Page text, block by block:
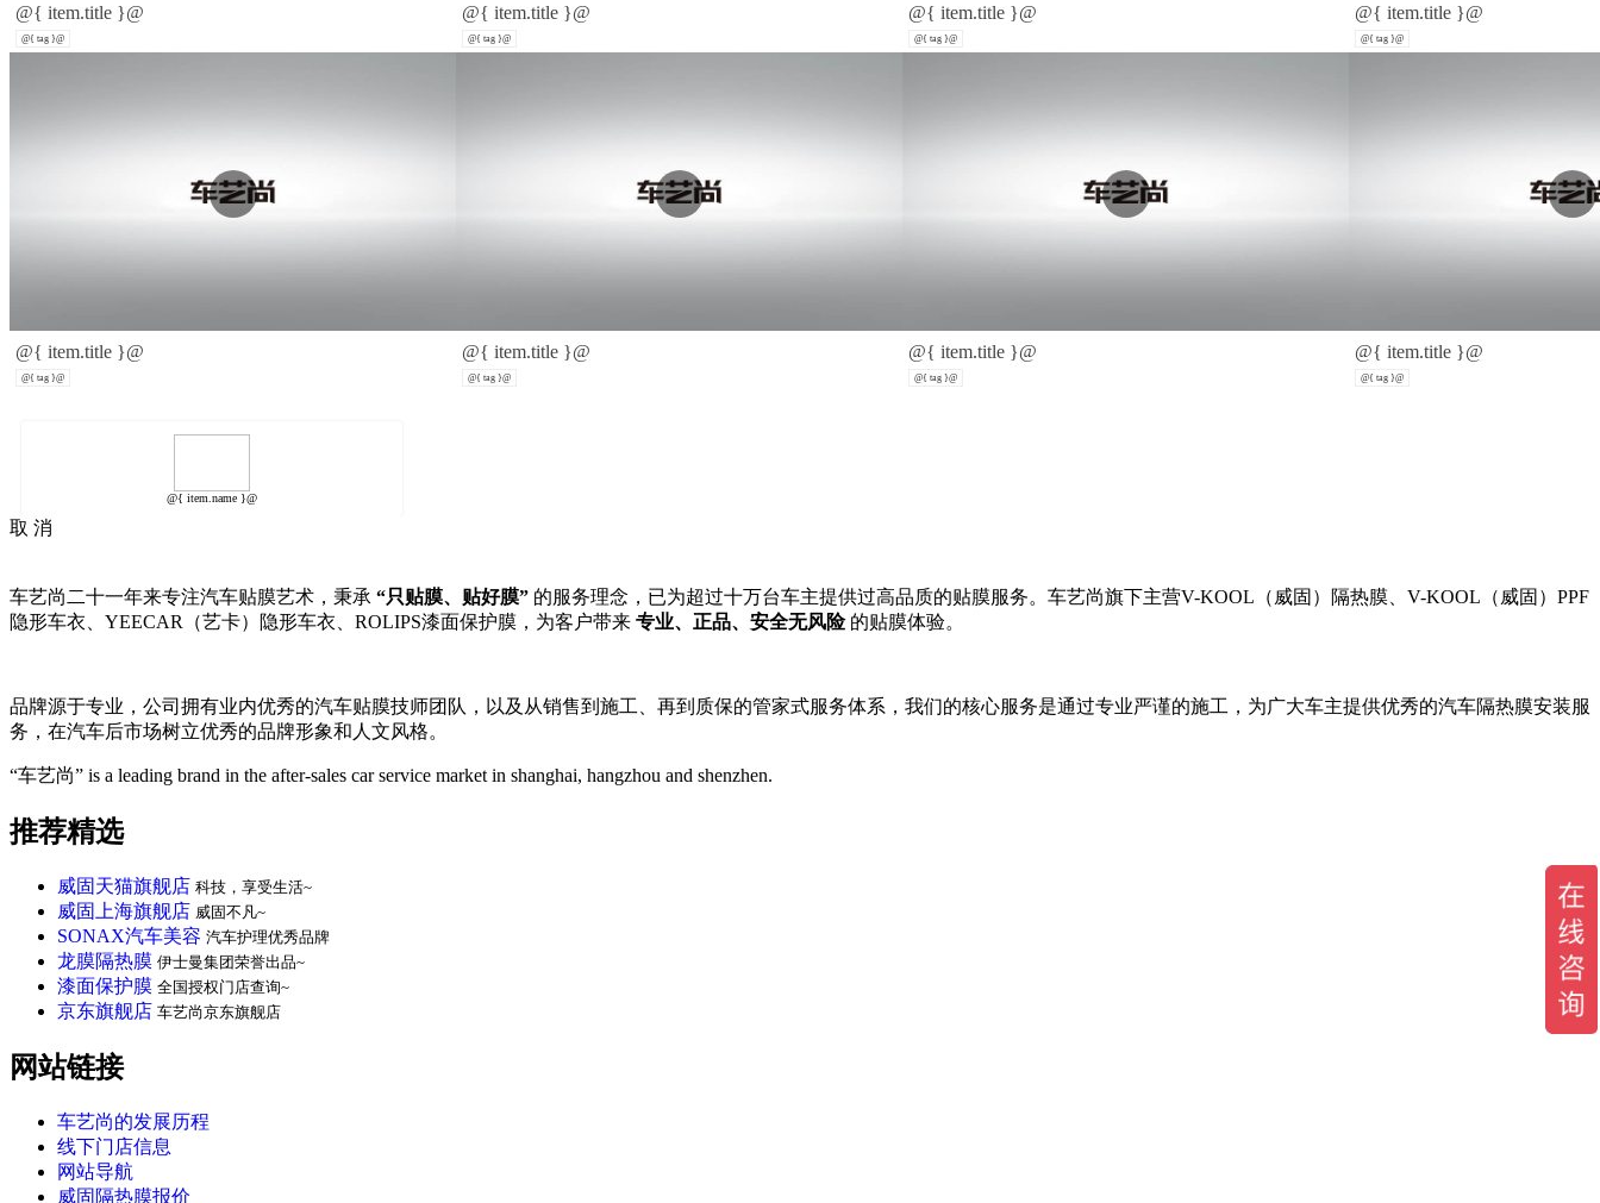
@{ item.title }@
@{ tag }@
@{ item.title }@
@{ tag }@
@{ item.title }@
@{ tag }@
@{ item.title }@
@{ tag }@
@{ item.title }@
@{ tag }@
@{ item.title }@
@{ tag }@
@{ item.title }@
@{ tag }@
@{ item.title }@
@{ tag }@
@{ item.name }@
取 消
车艺尚二十一年来专注汽车贴膜艺术，秉承 “只贴膜、贴好膜” 的服务理念，已为超过十万台车主提供过高品质的贴膜服务。车艺尚旗下主营V-KOOL（威固）隔热膜、V-KOOL（威固）PPF
隐形车衣、YEECAR（艺卡）隐形车衣、ROLIPS漆面保护膜，为客户带来 专业、正品、安全无风险的贴膜体验。
品牌源于专业，公司拥有业内优秀的汽车贴膜技师团队，以及从销售到施工、再到质保的管家式服务体系，我们的核心服务是通过专业严谨的施工，为广大车主提供优秀的汽车隔热膜安装服
务，在汽车后市场树立优秀的品牌形象和人文风格。
“车艺尚” is a leading brand in the after-sales car service market in shanghai, hangzhou and shenzhen.
推荐精选
威固天猫旗舰店 科技，享受生活~
威固上海旗舰店 威固不凡~
SONAX汽车美容 汽车护理优秀品牌
龙膜隔热膜 伊士曼集团荣誉出品~
漆面保护膜 全国授权门店查询~
京东旗舰店 车艺尚京东旗舰店
网站链接
车艺尚的发展历程
线下门店信息
网站导航
威固隔热膜报价